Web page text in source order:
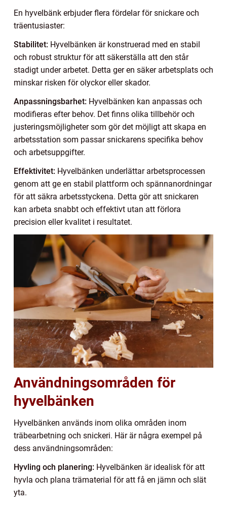
En hyvelbänk erbjuder flera fördelar för snickare och
träentusiaster:
Stabilitet: Hyvelbänken är konstruerad med en stabil
och robust struktur för att säkerställa att den står
stadigt under arbetet. Detta ger en säker arbetsplats och
minskar risken för olyckor eller skador.
Anpassningsbarhet: Hyvelbänken kan anpassas och
modifieras efter behov. Det finns olika tillbehör och
justeringsmöjligheter som gör det möjligt att skapa en
arbetsstation som passar snickarens specifika behov
och arbetsuppgifter.
Effektivitet: Hyvelbänken underlättar arbetsprocessen
genom att ge en stabil plattform och spännanordningar
för att säkra arbetsstyckena. Detta gör att snickaren
kan arbeta snabbt och effektivt utan att förlora
precision eller kvalitet i resultatet.
Användningsområden för
hyvelbänken
Hyvelbänken används inom olika områden inom
träbearbetning och snickeri. Här är några exempel på
dess användningsområden:
Hyvling och planering: Hyvelbänken är idealisk för att
hyvla och plana trämaterial för att få en jämn och slät
yta.